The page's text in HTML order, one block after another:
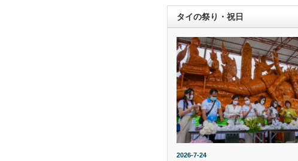
タイの祭り・祝日
2026-7-24